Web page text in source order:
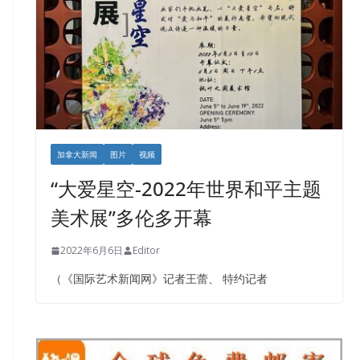
加拿大新闻 图片 视频
“大爱星空-2022年世界和平主题
美术展”多伦多开幕
2022年6月6日 Editor
（《国际艺术新闻网》记者王蕾、 特约记者